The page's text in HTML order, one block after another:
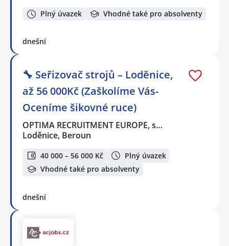
Plný úvazek Vhodné také pro absolventy
dnešní
🔧 Seřizovač strojů – Loděnice,
až 56 000Kč (Zaškolíme Vás-
Oceníme šikovné ruce)
OPTIMA RECRUITMENT EUROPE, s…
Loděnice, Beroun
40 000 – 56 000 Kč
Plný úvazek
Vhodné také pro absolventy
dnešní